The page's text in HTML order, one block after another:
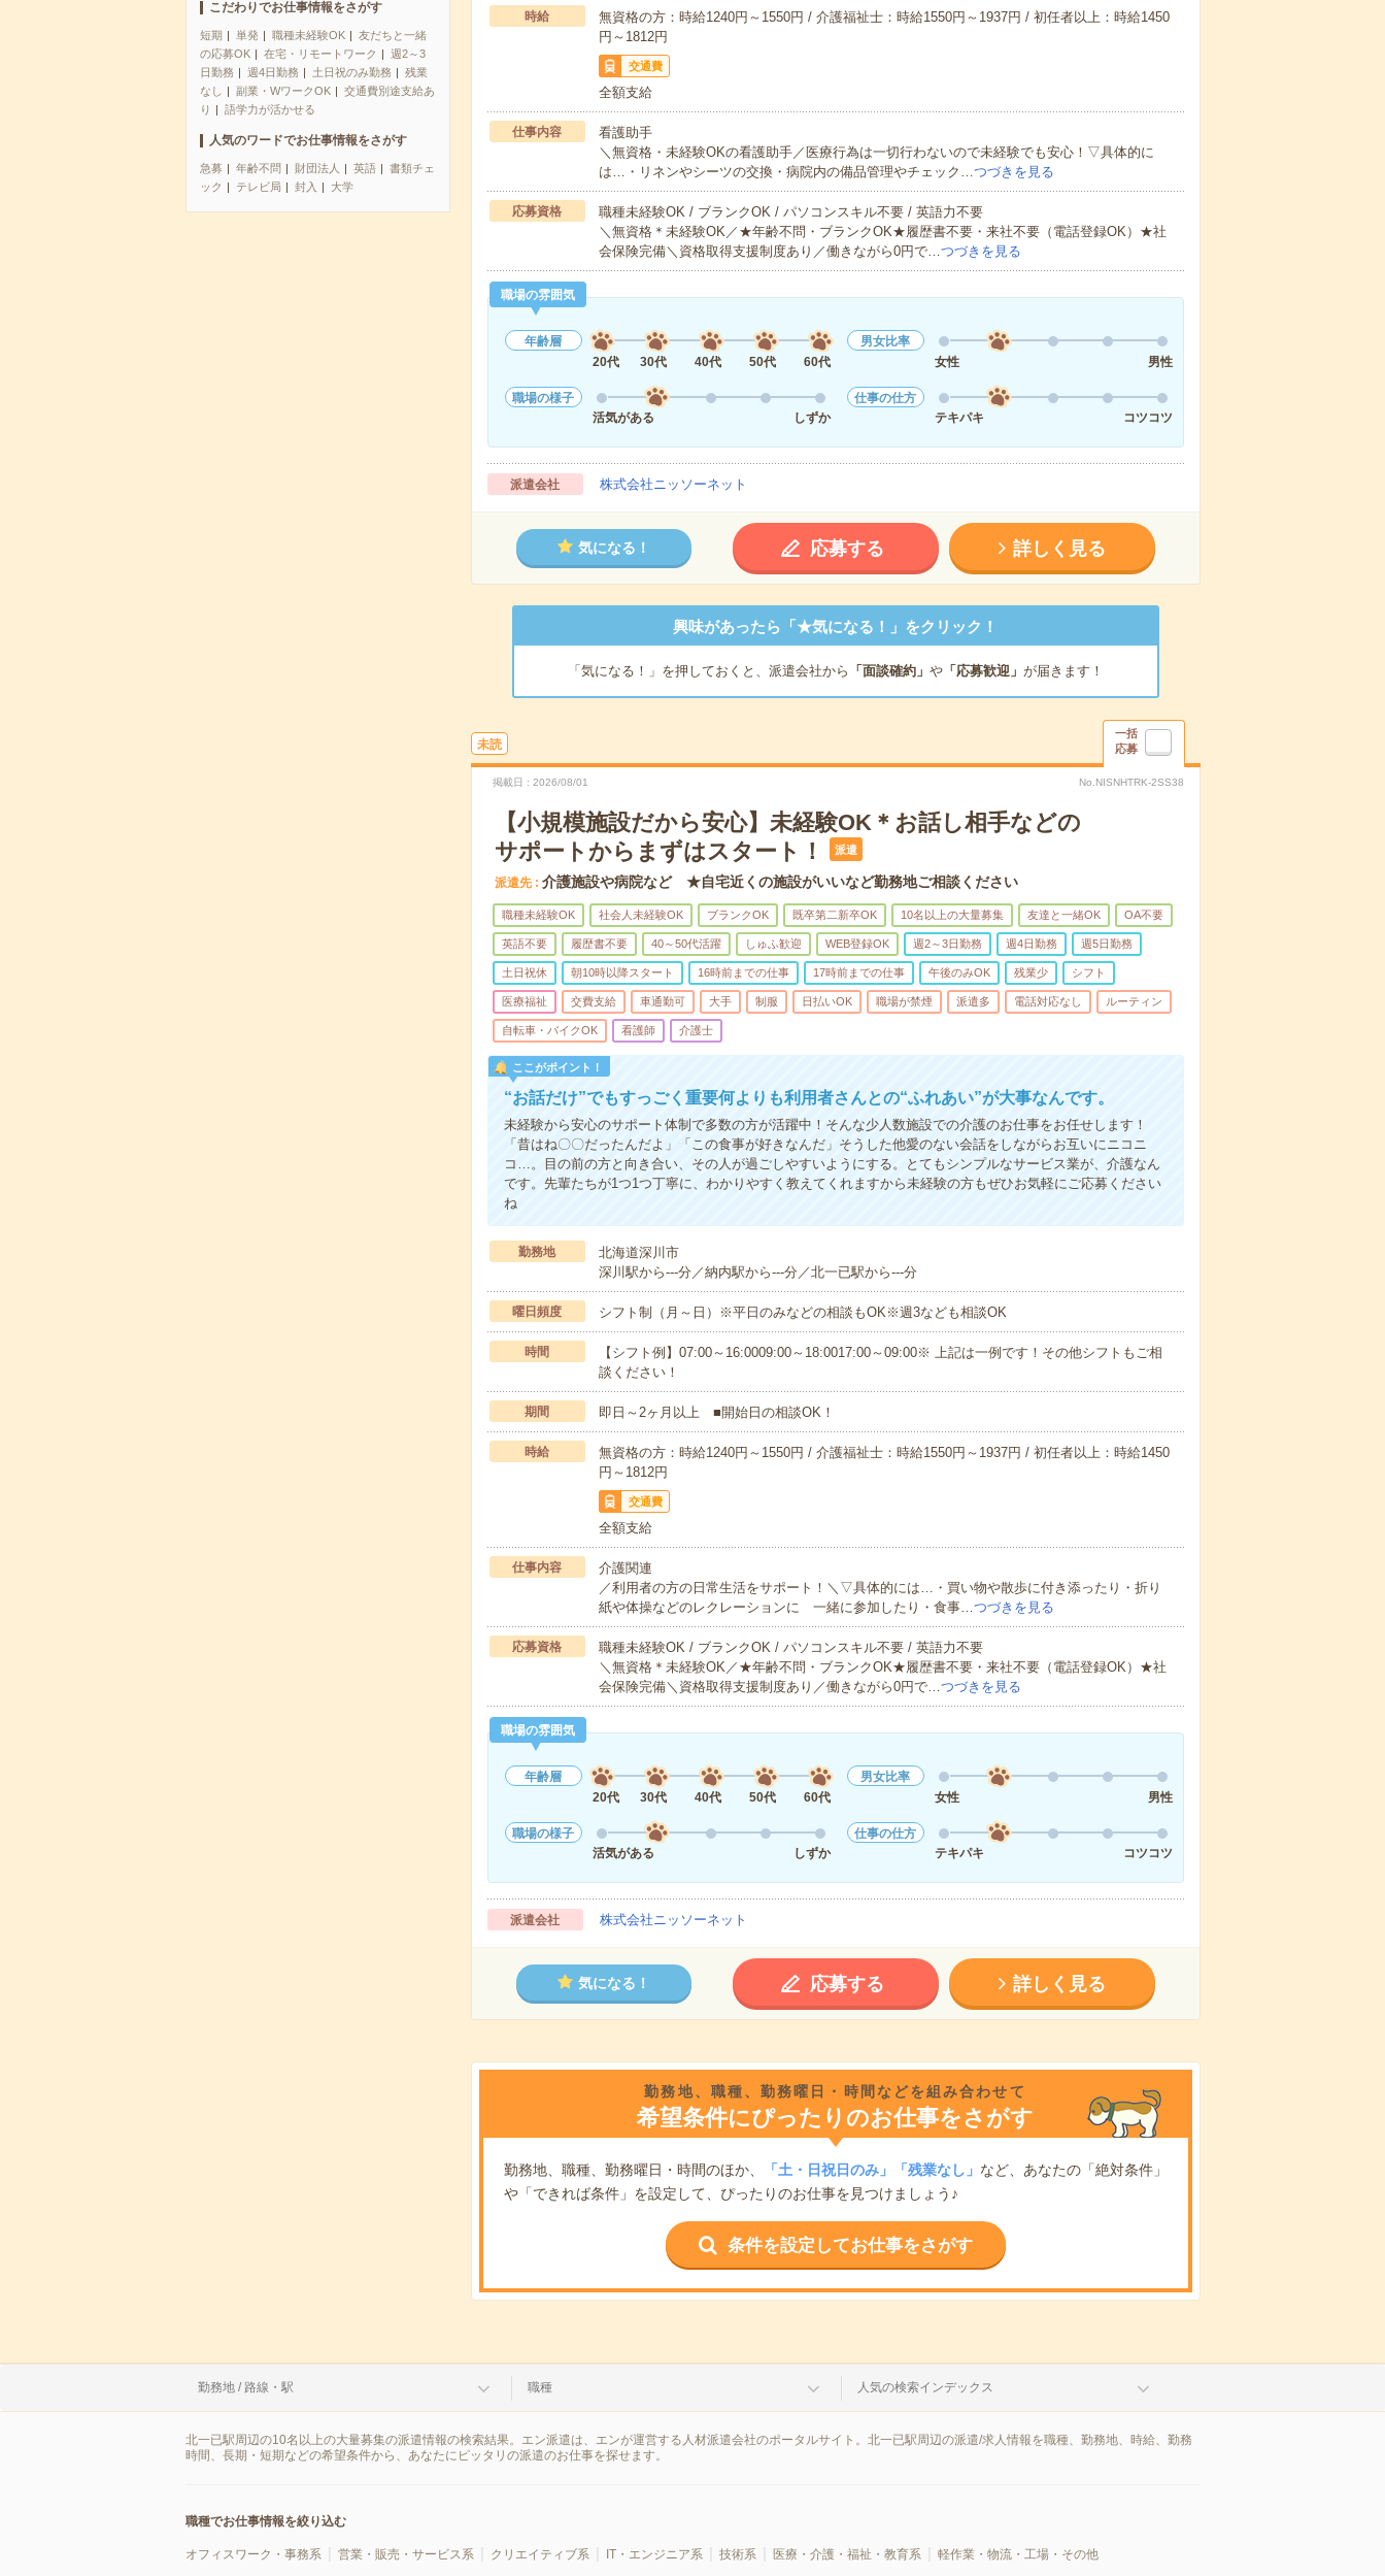
こだわりでお仕事情報をさがす
短期 単発 職種未経験OK
友だちと一緒
の応募OK
在宅・リモートワーク
週2～3
日勤務
週4日勤務 土日祝のみ勤務
残業
なし
副業・WワークOK
交通費別途支給あ
り
語学力が活かせる
人気のワードでお仕事情報をさがす
急募 年齢不問 財団法人 英語
書類チェ
ック
テレビ局 封入 大学
時給
無資格の方：時給1240円～1550円 / 介護福祉士：時給1550円～1937円 / 初任者以上：時給1450
円～1812円
交通費
全額支給
仕事内容
看護助手
＼無資格・未経験OKの看護助手／医療行為は一切行わないので未経験でも安心！▽具体的に
は…・リネンやシーツの交換・病院内の備品管理やチェック…つづきを見る
応募資格
職種未経験OK / ブランクOK / パソコンスキル不要 / 英語力不要
＼無資格＊未経験OK／★年齢不問・ブランクOK★履歴書不要・来社不要（電話登録OK）★社
会保険完備＼資格取得支援制度あり／働きながら0円で…つづきを見る
職場の雰囲気
年齢層
20代
30代 40代 50代 60代
男女比率
女性
男性
職場の様子
活気がある
しずか
仕事の仕方
テキパキ
コツコツ
派遣会社 株式会社ニッソーネット
気になる！ 応募する 詳しく見る
興味があったら「★気になる！」をクリック！
「気になる！」を押しておくと、派遣会社から 「面談確約」 や「応募歓迎」 が届きます！
未読
一括
応募
掲載日 2026/08/01 No.NISNHTRK-2SS38
【小規模施設だから安心】未経験OK＊お話し相手などの
サポートからまずはスタート！
派遣
派遣先 介護施設や病院など ★自宅近くの施設がいいなど勤務地ご相談ください
職種未経験OK 社会人未経験OK ブランクOK 既卒第二新卒OK 10名以上の大量募集 友達と一緒OK OA不要
英語不要 履歴書不要 40～50代活躍 しゅふ歓迎 WEB登録OK 週2～3日勤務 週4日勤務 週5日勤務
土日祝休 朝10時以降スタート 16時前までの仕事 17時前までの仕事 午後のみOK 残業少 シフト
医療福祉 交費支給 車通勤可 大手 制服 日払いOK 職場が禁煙 派遣多 電話対応なし ルーティン
自転車・バイクOK 看護師 介護士
ここがポイント！
“お話だけ”でもすっごく重要何よりも利用者さんとの“ふれあい”が大事なんです。
未経験から安心のサポート体制で多数の方が活躍中！そんな少人数施設での介護のお仕事をお任せします！
「昔はね〇〇だったんだよ」「この食事が好きなんだ」そうした他愛のない会話をしながらお互いにニコニ
コ…。目の前の方と向き合い、その人が過ごしやすいようにする。とてもシンプルなサービス業が、介護なん
です。先輩たちが1つ1つ丁寧に、わかりやすく教えてくれますから未経験の方もぜひお気軽にご応募ください
ね
勤務地
北海道深川市
深川駅から---分／納内駅から---分／北一已駅から---分
曜日頻度 シフト制（月～日）※平日のみなどの相談もOK※週3なども相談OK
時間
【シフト例】07:00～16:0009:00～18:0017:00～09:00※ 上記は一例です！その他シフトもご相
談ください！
期間 即日～2ヶ月以上 ■開始日の相談OK！
時給
無資格の方：時給1240円～1550円 / 介護福祉士：時給1550円～1937円 / 初任者以上：時給1450
円～1812円
交通費
全額支給
仕事内容
介護関連
／利用者の方の日常生活をサポート！＼▽具体的には…・買い物や散歩に付き添ったり・折り
紙や体操などのレクレーションに 一緒に参加したり・食事…つづきを見る
応募資格
職種未経験OK / ブランクOK / パソコンスキル不要 / 英語力不要
＼無資格＊未経験OK／★年齢不問・ブランクOK★履歴書不要・来社不要（電話登録OK）★社
会保険完備＼資格取得支援制度あり／働きながら0円で…つづきを見る
職場の雰囲気
年齢層
20代
30代 40代 50代 60代
男女比率
女性
男性
職場の様子
活気がある
しずか
仕事の仕方
テキパキ
コツコツ
派遣会社 株式会社ニッソーネット
気になる！ 応募する 詳しく見る
勤務地、職種、勤務曜日・時間などを組み合わせて
希望条件にぴったりのお仕事をさがす
勤務地、職種、勤務曜日・時間のほか、 「土・日祝日のみ」「残業なし」 など、あなたの「絶対条件」
や「できれば条件」を設定して、ぴったりのお仕事を見つけましょう♪
条件を設定してお仕事をさがす
勤務地 / 路線・駅 職種 人気の検索インデックス
北一已駅周辺の10名以上の大量募集の派遣情報の検索結果。エン派遣は、エンが運営する人材派遣会社のポータルサイト。北一已駅周辺の派遣/求人情報を職種、勤務地、時給、勤務
時間、長期・短期などの希望条件から、あなたにピッタリの派遣のお仕事を探せます。
職種でお仕事情報を絞り込む
オフィスワーク・事務系 営業・販売・サービス系 クリエイティブ系 IT・エンジニア系 技術系 医療・介護・福祉・教育系 軽作業・物流・工場・その他